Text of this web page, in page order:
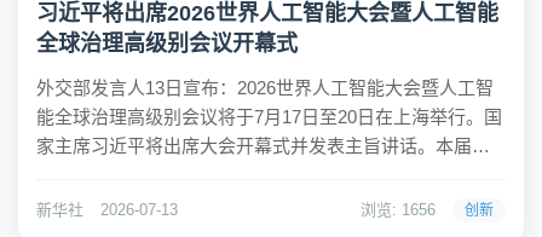
习近平将出席2026世界人工智能大会暨人工智能
全球治理高级别会议开幕式
外交部发言人13日宣布：2026世界人工智能大会暨人工智
能全球治理高级别会议将于7月17日至20日在上海举行。国
家主席习近平将出席大会开幕式并发表主旨讲话。本届大
办，主题为“智能伙伴 共创未来”。国家主席习近平将出席
新华社 2026-07-13 浏览: 1656 创新